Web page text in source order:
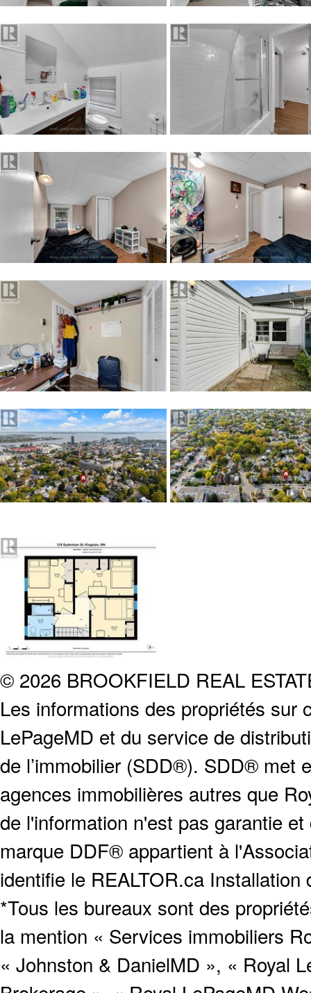
© 2026 BROOKFIELD REAL
Les informations des propriétés sur
LePageMD et du service de
de l’immobilier (SDD®). SDD® met
agences immobilières autres que
de l'information n'est pas garantie
marque DDF® appartient à
identifie le REALTOR.ca
*Tous les bureaux sont des
la mention « Services immobiliers
« Johnston & DanielMD », « Royal